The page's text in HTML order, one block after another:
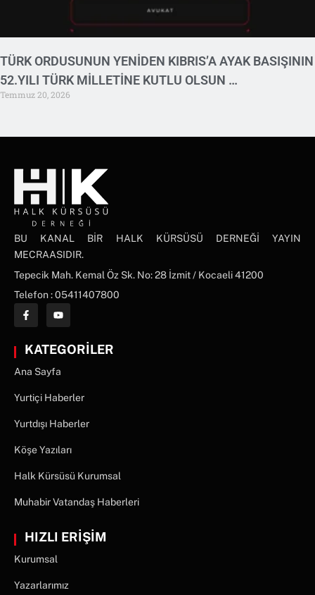
TÜRK ORDUSUNUN YENİDEN KIBRIS’A AYAK BASIŞININ
52.YILI TÜRK MİLLETİNE KUTLU OLSUN …
Temmuz 20, 2026
BU KANAL BİR HALK KÜRSÜSÜ DERNEĞİ YAYIN
MECRAASIDIR.
Tepecik Mah. Kemal Öz Sk. No: 28 İzmit / Kocaeli 41200
Telefon : 05411407800
KATEGORİLER
Ana Sayfa
Yurtiçi Haberler
Yurtdışı Haberler
Köşe Yazıları
Halk Kürsüsü Kurumsal
Muhabir Vatandaş Haberleri
HIZLI ERİŞİM
Kurumsal
Yazarlarımız